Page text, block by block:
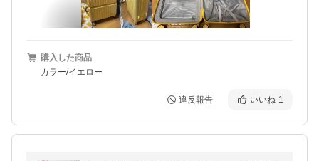
購入した商品
カラー/イエロー
違反報告 いいね 1